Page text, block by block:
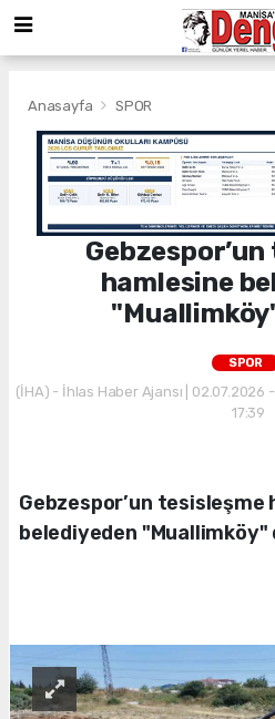
Anasayfa SPOR
hamlesine
SPOR
(İHA) - İhlas Haber Ajansı | 02.07.2026
17:39
Gebzespor’un tesisleşme
belediyeden "Muallimköy"